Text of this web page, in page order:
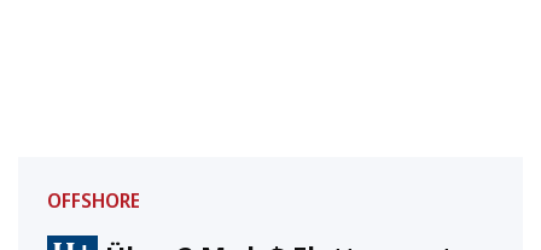
OFFSHORE